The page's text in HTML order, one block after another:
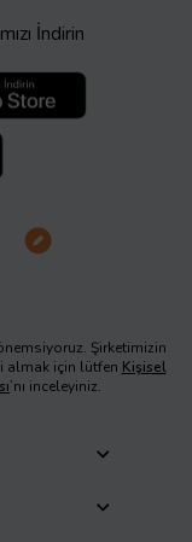
İndirin
Şirketimizin
almak için lütfen Kişisel
’nı inceleyiniz.